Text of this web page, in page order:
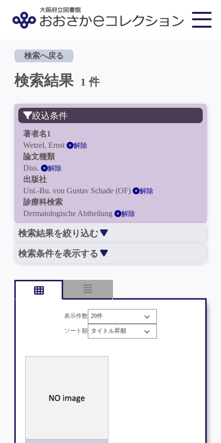
検索へ戻る
検索結果 1 件
絞込条件
著者名1
Wetzel, Ernst
解除
論文種類
Diss.
解除
出版社
Uni.-Bu. von Gustav Schade (OF)
解除
診療科検索
Dermatologische Abtheilung
解除
検索結果を絞り込む
検索条件を表示する
表示件数
ソート順